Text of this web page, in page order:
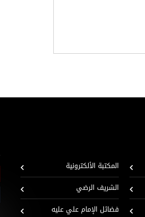
المكتبة الألكترونية
الشريف الرضي
فضائل الإمام علي عليه